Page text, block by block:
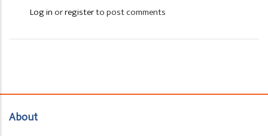
Log inorregisterto post comments
About